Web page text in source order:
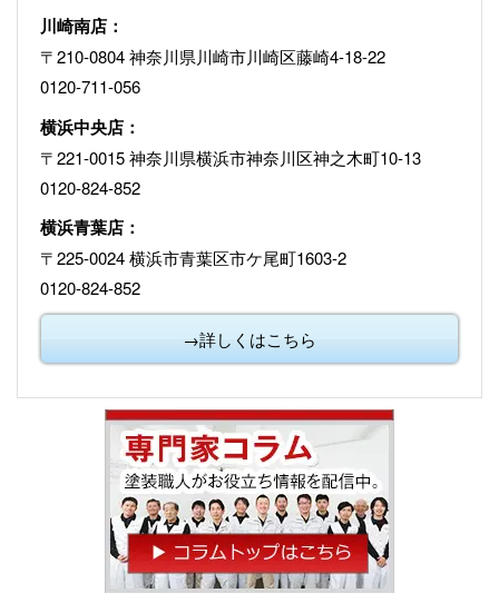
川崎南店：
〒210-0804 神奈川県川崎市川崎区藤崎4-18-22
0120-711-056
横浜中央店：
〒221-0015 神奈川県横浜市神奈川区神之木町10-13
0120-824-852
横浜青葉店：
〒225-0024 横浜市青葉区市ケ尾町1603-2
0120-824-852
→詳しくはこちら